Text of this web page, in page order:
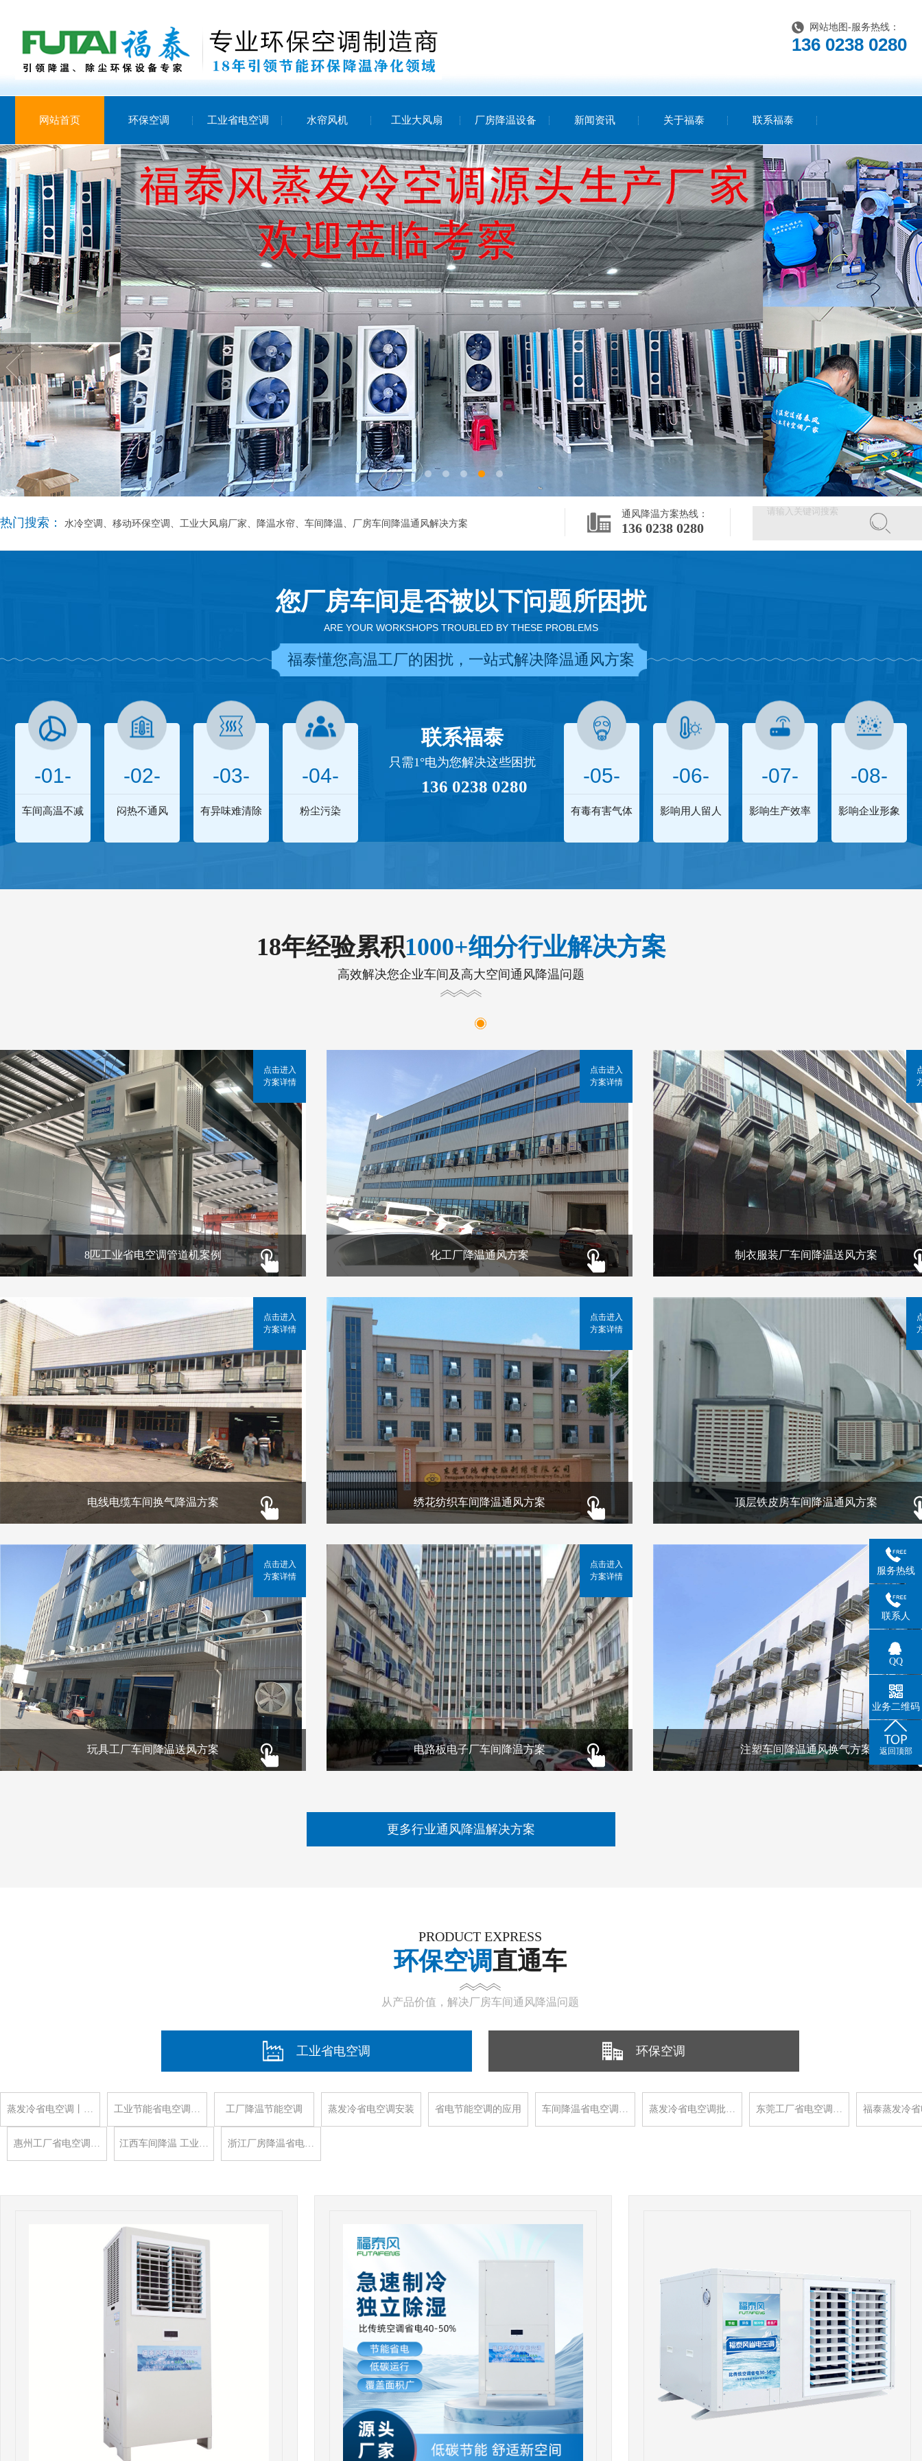
网站地图 -服务热线：
136 0238 0280
网站首页 环保空调 工业省电空调 水帘风机 工业大风扇 厂房降温设备 新闻资讯 关于福泰 联系福泰
热门搜索： 水冷空调、移动环保空调、工业大风扇厂家、降温水帘、车间降温、厂房车间降温通风解决方案
通风降温方案热线：
136 0238 0280
您厂房车间是否被以下问题所困扰
ARE YOUR WORKSHOPS TROUBLED BY THESE PROBLEMS
福泰懂您高温工厂的困扰，一站式解决降温通风方案
-01-
车间高温不减
-02-
闷热不通风
-03-
有异味难清除
-04-
粉尘污染
联系福泰
只需1°电为您解决这些困扰
136 0238 0280 -05-
有毒有害气体
-06-
影响用人留人
-07-
影响生产效率
-08-
影响企业形象
18年经验累积1000+细分行业解决方案
高效解决您企业车间及高大空间通风降温问题
8匹工业省电空调管道机案例
点击进入
方案详情
化工厂降温通风方案
点击进入
方案详情
制衣服装厂车间降温送风方案
电线电缆车间换气降温方案
点击进入
方案详情
绣花纺织车间降温通风方案
点击进入
方案详情
顶层铁皮房车间降温通风方案
玩具工厂车间降温送风方案
点击进入
方案详情
电路板电子厂车间降温方案
点击进入
方案详情
注塑车间降温通风换气方案
更多行业通风降温解决方案
PRODUCT EXPRESS
环保空调直通车
从产品价值，解决厂房车间通风降温问题
工业省电空调 环保空调
蒸发冷省电空调丨… 工业节能省电空调… 工厂降温节能空调 蒸发冷省电空调安装 省电节能空调的应用 车间降温省电空调… 蒸发冷省电空调批… 东莞工厂省电空调… 福泰蒸发冷
惠州工厂省电空调… 江西车间降温 工业… 浙江厂房降温省电…
服务热线
联系人
QQ
业务二维码
返回顶部